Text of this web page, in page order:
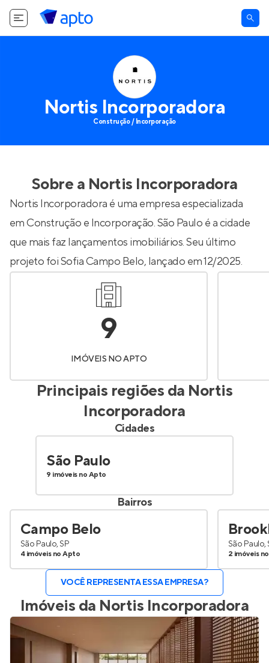
Nortis Incorporadora
Construção / Incorporação
Sobre a Nortis Incorporadora
Nortis Incorporadora é uma empresa especializada
em Construção e Incorporação. São Paulo é a cidade
que mais faz lançamentos imobiliários. Seu último
projeto foiSofia Campo Belo, lançado em 12/2025.
9
IMÓVEIS NO APTO
Principais regiões da Nortis
Incorporadora
Cidades
São Paulo
9 imóveis no Apto
Bairros
Campo Belo
São Paulo, SP
4 imóveis no Apto
São Paulo,
2 imóveis
VOCÊ REPRESENTA ESSA EMPRESA?
Imóveis da Nortis Incorporadora